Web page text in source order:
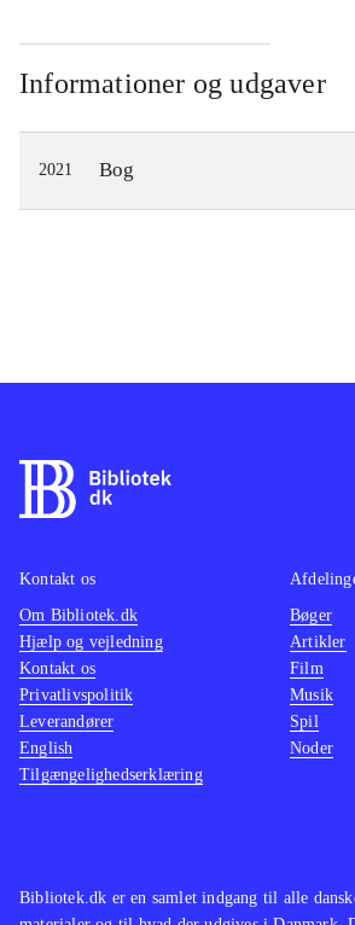
Informationer og udgaver
2021 Bog
Bibliotek.dk er en samlet indgang til alle
Kontakt os
Om Bibliotek.dk
Hjælp og vejledning
Kontakt os
Privatlivspolitik
Leverandører
English
Tilgængelighedserklæring
Bøger
Artikler
Film
Musik
Spil
Noder